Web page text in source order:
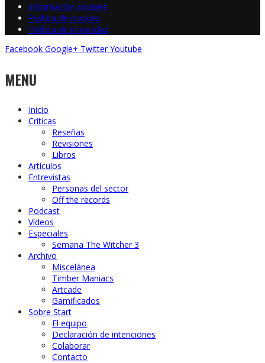
Información cookies
Política de cookies
Política de privacidad
Facebook Google+ Twitter Youtube
MENU
Inicio
Críticas
Reseñas
Revisiones
Libros
Artículos
Entrevistas
Personas del sector
Off the records
Podcast
Vídeos
Especiales
Semana The Witcher 3
Archivo
Miscelánea
Timber Maniacs
Artcade
Gamificados
Sobre Start
El equipo
Declaración de intenciones
Colaborar
Contacto